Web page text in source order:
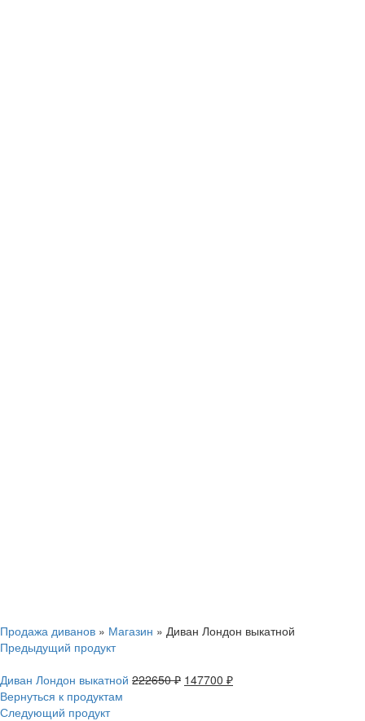
Продажа диванов » Магазин » Диван Лондон выкатной
Предыдущий продукт
Диван Лондон выкатной 222650₽ 147700 ₽
Вернуться к продуктам
Следующий продукт